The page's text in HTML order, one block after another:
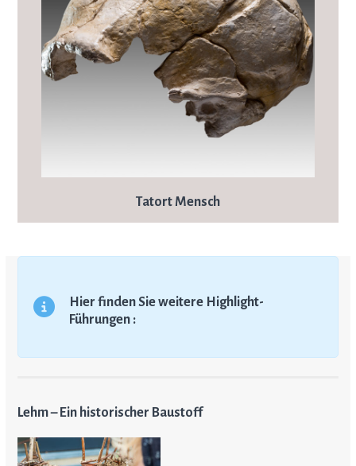
Tatort Mensch
Hier finden Sie weitere Highlight-
Führungen :
Lehm – Ein historischer Baustoff